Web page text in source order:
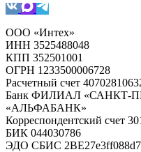
ООО «Интех»
ИНН 3525488048
КПП 352501001
ОГРН 1233500006728
Расчетный счет
Банк ФИЛИАЛ «САНКТ-
«АЛЬФАБАНК»
Корреспондентский счет
БИК 044030786
ЭДО СБИС